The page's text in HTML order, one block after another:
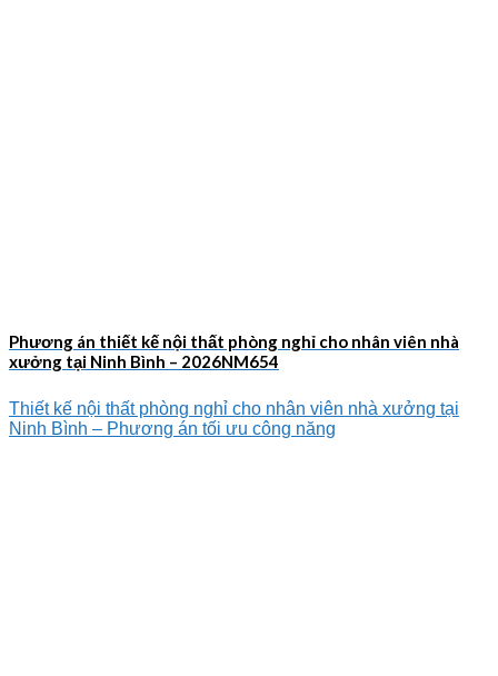
Phương án thiết kế nội thất phòng nghỉ cho nhân viên nhà
xưởng tại Ninh Bình – 2026NM654
Thiết kế nội thất phòng nghỉ cho nhân viên nhà xưởng tại
Ninh Bình – Phương án tối ưu công năng